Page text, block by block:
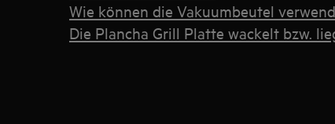
Wie können die Vakuumbeutel
Die Plancha Grill Platte wackelt bzw.